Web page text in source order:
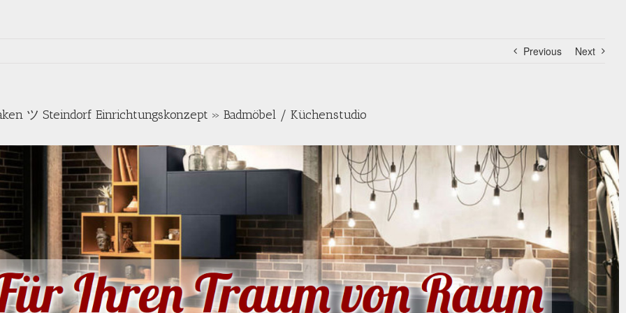
Previous Next
ツ Steindorf Einrichtungskonzept » Badmöbel / Küchenstudio